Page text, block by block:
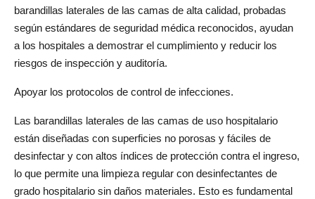
barandillas laterales de las camas de alta calidad, probadas
según estándares de seguridad médica reconocidos, ayudan
a los hospitales a demostrar el cumplimiento y reducir los
riesgos de inspección y auditoría.
Apoyar los protocolos de control de infecciones.
Las barandillas laterales de las camas de uso hospitalario
están diseñadas con superficies no porosas y fáciles de
desinfectar y con altos índices de protección contra el ingreso,
lo que permite una limpieza regular con desinfectantes de
grado hospitalario sin daños materiales. Esto es fundamental